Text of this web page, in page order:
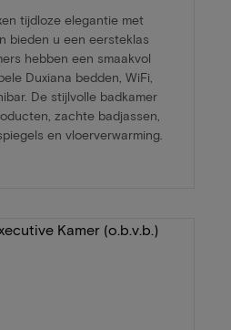
tijdloze elegantie met
bieden u een eersteklas
hebben een smaakvol
Duxiana bedden, WiFi,
De stijlvolle badkamer
zachte badjassen,
en vloerverwarming.